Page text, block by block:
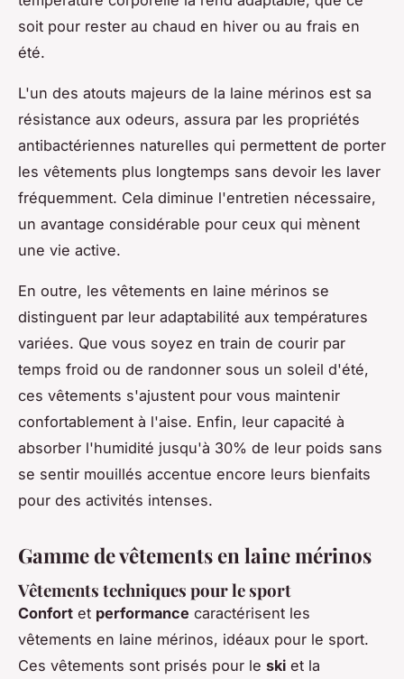
soit pour rester au chaud en hiver ou au frais en
été.
L'un des atouts majeurs de la laine mérinos est sa
résistance aux odeurs, assura par les propriétés
antibactériennes naturelles qui permettent de porter
les vêtements plus longtemps sans devoir les laver
fréquemment. Cela diminue l'entretien nécessaire,
un avantage considérable pour ceux qui mènent
une vie active.
En outre, les vêtements en laine mérinos se
distinguent par leur adaptabilité aux températures
variées. Que vous soyez en train de courir par
temps froid ou de randonner sous un soleil d'été,
ces vêtements s'ajustent pour vous maintenir
confortablement à l'aise. Enfin, leur capacité à
absorber l'humidité jusqu'à 30% de leur poids sans
se sentir mouillés accentue encore leurs bienfaits
pour des activités intenses.
Gamme de vêtements en laine mérinos
Vêtements techniques pour le sport
Confort et performance caractérisent les
vêtements en laine mérinos, idéaux pour le sport.
Ces vêtements sont prisés pour le ski et la